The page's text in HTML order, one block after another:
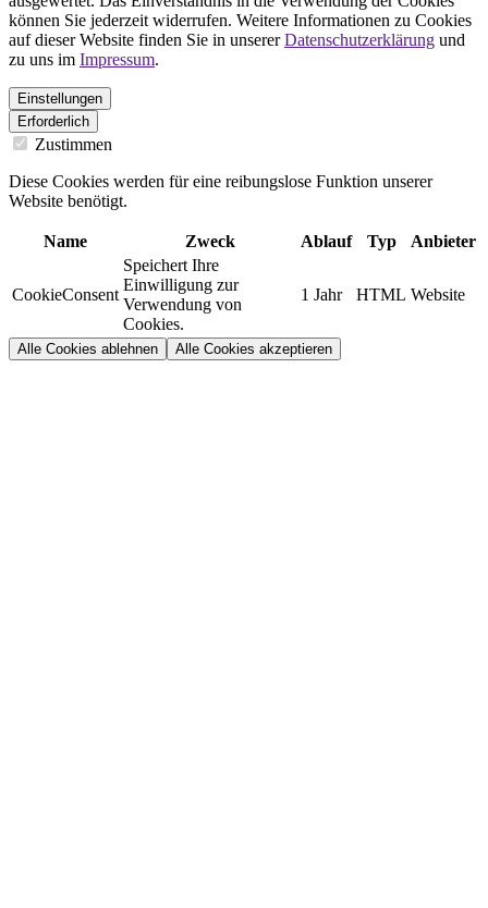
können Sie jederzeit widerrufen. Weitere Informationen zu Cookies
auf dieser Website finden Sie in unsererDatenschutzerklärung und
zu uns im Impressum.
Einstellungen
Erforderlich
Zustimmen
Diese Cookies werden für eine reibungslose Funktion unserer
Website benötigt.
Name Zweck Ablauf Typ Anbieter
CookieConsent
Speichert Ihre
Einwilligung zur
Verwendung von
Cookies.
1 Jahr HTML Website
Alle Cookies ablehnen Alle Cookies akzeptieren